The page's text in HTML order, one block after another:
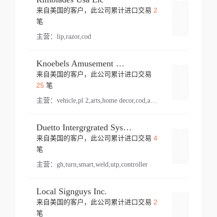
来自美国的客户，此公司累计进口交易 2
笔
主营： lip,razor,cod
Knoebels Amusement Resort
来自美国的客户，此公司累计进口交易
25笔
主营： vehicle,pl 2,arts,home decor,cod,amusement ride,sea
Duetto Intergrgrated Systems Inc.
来自美国的客户，此公司累计进口交易 4
笔
主营： gh,turn,smart,weld,utp,controller
Local Signguys Inc.
来自美国的客户，此公司累计进口交易 2
笔